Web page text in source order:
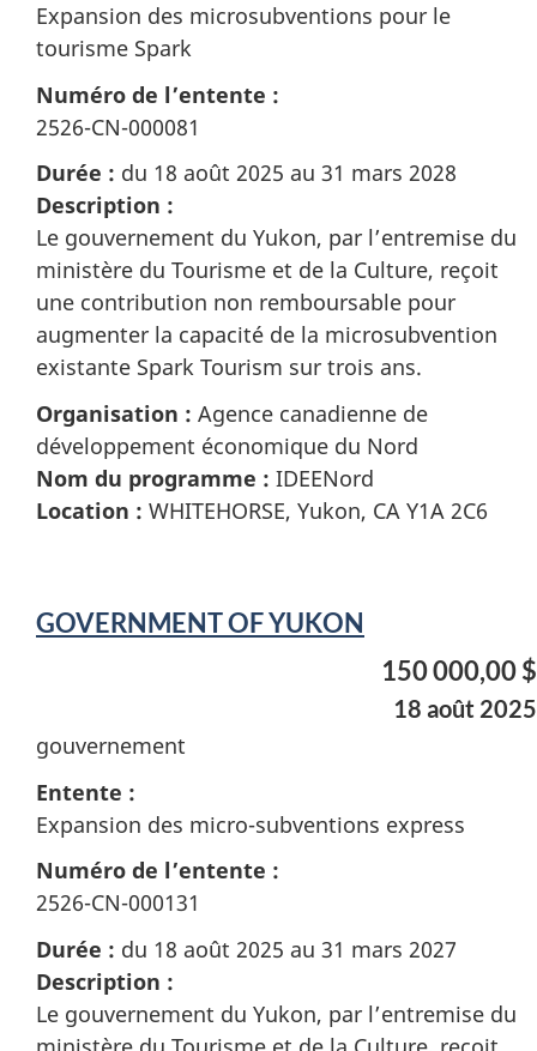
Expansion des microsubventions pour le
tourisme Spark
Numéro de l’entente :
2526-CN-000081
Durée : du 18 août 2025 au 31 mars 2028
Description :
Le gouvernement du Yukon, par l’entremise du
ministère du Tourisme et de la Culture, reçoit
une contribution non remboursable pour
augmenter la capacité de la microsubvention
existante Spark Tourism sur trois ans.
Organisation : Agence canadienne de
développement économique du Nord
Nom du programme : IDEENord
Location : WHITEHORSE, Yukon, CA Y1A 2C6
GOVERNMENT OF YUKON
150 000,00 $
18 août 2025
gouvernement
Entente :
Expansion des micro-subventions express
Numéro de l’entente :
2526-CN-000131
Durée : du 18 août 2025 au 31 mars 2027
Description :
Le gouvernement du Yukon, par l’entremise du